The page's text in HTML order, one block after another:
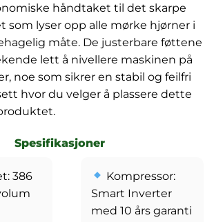
håndtaket til det skarpe
som lyser opp alle mørke hjørner i
måte. De justerbare føttene
lett å nivellere maskinen på
noe som sikrer en stabil og feilfri
hvor du velger å plassere dette
Spesifikasjoner
386
Kompressor:
Smart Inverter
med 10 års garanti